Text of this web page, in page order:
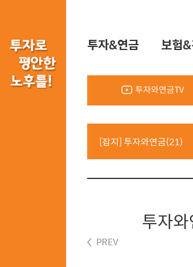
투자&연금 보험
투자와연금TV
[잡지] 투자와연금(21)
투자
PREV